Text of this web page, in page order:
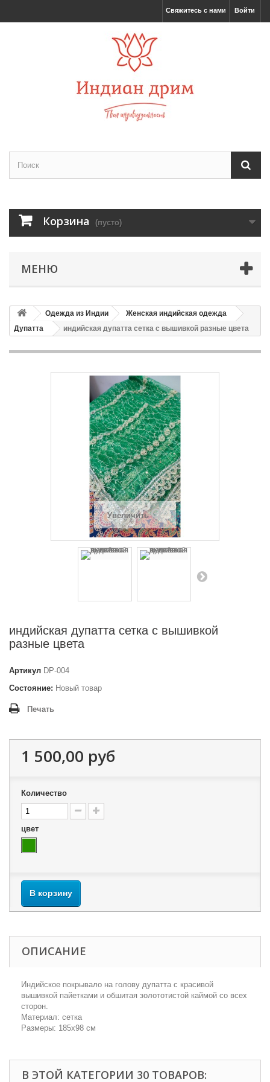
Войти
Свяжитесь с нами
Корзина (пусто)
МЕНЮ
Одежда из Индии
Женская индийская одежда
Дупатта
индийская дупатта сетка с вышивкой разные цвета
Увеличить
индийская дупатта сетка с вышивкой
разные цвета
Артикул DP-004
Состояние: Новый товар
Печать
1 500,00 руб
Количество
цвет
В корзину
ОПИСАНИЕ
Индийское покрывало на голову дупатта с красивой
вышивкой пайетками и обшитая золототистой каймой со всех
сторон.
Материал: сетка
Размеры: 185х98 см
В ЭТОЙ КАТЕГОРИИ 30 ТОВАРОВ: